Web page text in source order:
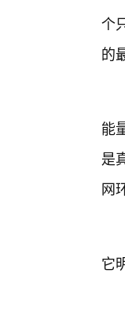
个
的
能
是
网
它